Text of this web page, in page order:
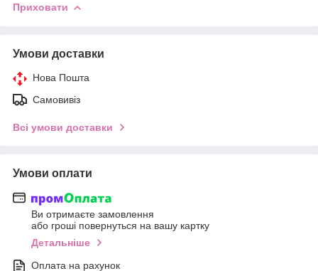
Приховати
Умови доставки
Нова Пошта
Самовивіз
Всі умови доставки
Умови оплати
Ви отримаєте замовлення
або гроші повернуться на вашу картку
Детальніше
Оплата на рахунок